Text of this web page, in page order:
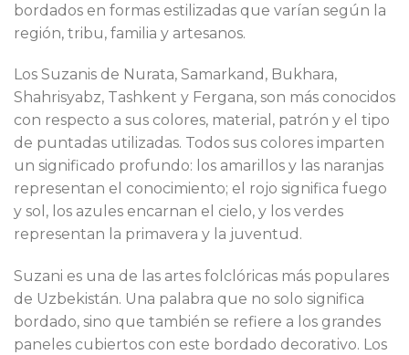
bordados en formas estilizadas que varían según la
región, tribu, familia y artesanos.
Los Suzanis de Nurata, Samarkand, Bukhara,
Shahrisyabz, Tashkent y Fergana, son más conocidos
con respecto a sus colores, material, patrón y el tipo
de puntadas utilizadas. Todos sus colores imparten
un significado profundo: los amarillos y las naranjas
representan el conocimiento; el rojo significa fuego
y sol, los azules encarnan el cielo, y los verdes
representan la primavera y la juventud.
Suzani es una de las artes folclóricas más populares
de Uzbekistán. Una palabra que no solo significa
bordado, sino que también se refiere a los grandes
paneles cubiertos con este bordado decorativo. Los